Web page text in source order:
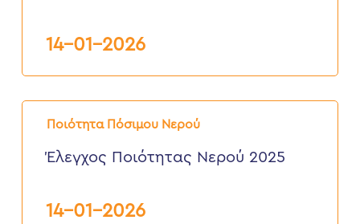
14-01-2026
Ποιότητα Πόσιμου Νερού
Έλεγχος
Ποιότητας
2025Έλεγχος Ποιότητας Νερού 2025
14-01-2026